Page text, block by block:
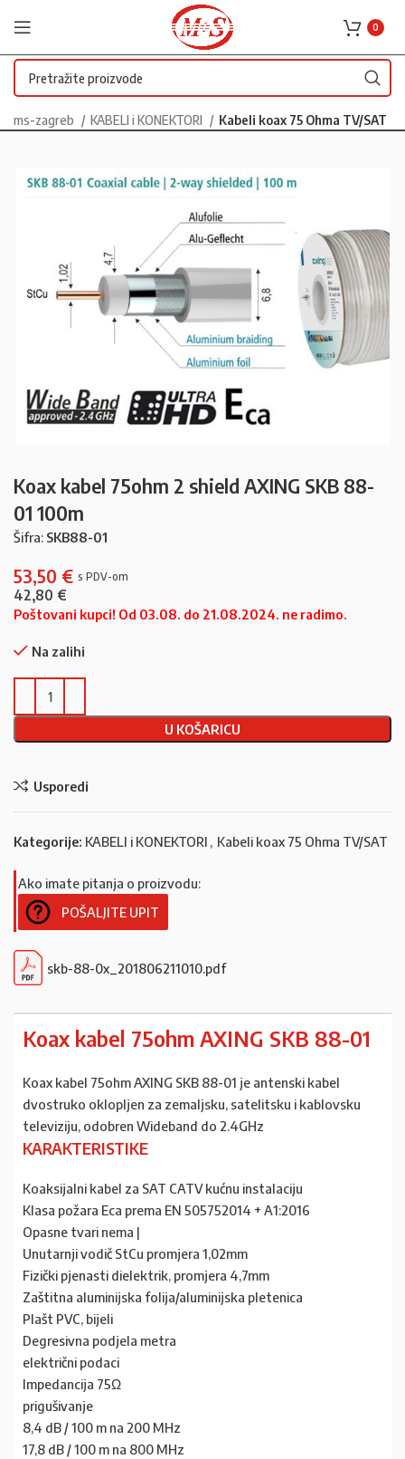
0
ms-zagreb KABELI i KONEKTORI Kabeli koax 75 Ohma TV/SAT
Koax kabel 75ohm 2 shield AXING SKB 88-
01 100m
Šifra: SKB88-01
53,50 €
42,80 €
Poštovani kupci! Od 03.08. do 21.08.2024. ne radimo.
Na zalihi
U KOŠARICU
Usporedi
Kategorije: KABELI i KONEKTORI , Kabeli koax 75 Ohma TV/SAT
Ako imate pitanja o proizvodu:
POŠALJITE UPIT
skb-88-0x_201806211010.pdf
Koax kabel 75ohm AXING SKB 88-01
Koax kabel 75ohm AXING SKB 88-01 je antenski kabel
dvostruko oklopljen za zemaljsku, satelitsku i kablovsku
televiziju, odobren Wideband do 2.4GHz
KARAKTERISTIKE
Koaksijalni kabel za SAT CATV kućnu instalaciju
Klasa požara Eca prema EN 505752014 + A1:2016
Opasne tvari nema |
Unutarnji vodič StCu promjera 1,02mm
Fizički pjenasti dielektrik, promjera 4,7mm
Zaštitna aluminijska folija/aluminijska pletenica
Plašt PVC, bijeli
Degresivna podjela metra
električni podaci
Impedancija 75Ω
prigušivanje
8,4 dB / 100 m na 200 MHz
17,8 dB / 100 m na 800 MHz